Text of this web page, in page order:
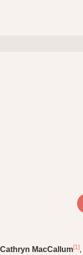
Cathryn MacCallum[1],